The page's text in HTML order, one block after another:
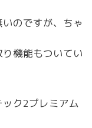
のですが、ちゃ
機能もついてい
ク2プレミアム